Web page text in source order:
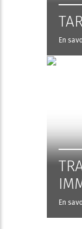
En
En